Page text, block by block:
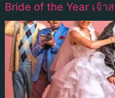
Bride of the Year เจ้า